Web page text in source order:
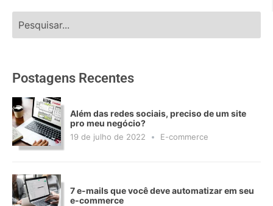
Postagens Recentes
Além das redes sociais, preciso de um site
pro meu negócio?
19 de julho de 2022 E-commerce
7 e-mails que você deve automatizar em seu
e-commerce